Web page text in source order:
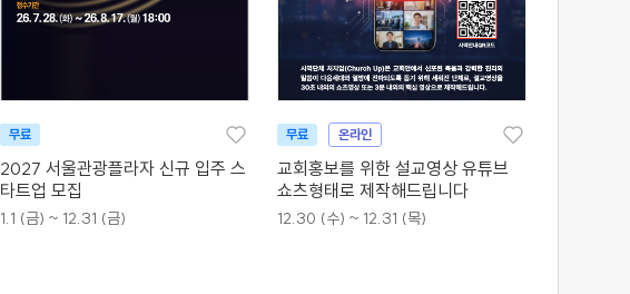
무료
2027 서울관광플라자 신규 입주 스
타트업 모집
1.1 (금) ~ 12.31 (금)
무료 온라인
교회홍보를 위한 설교영상 유튜브
쇼츠형태로 제작해드립니다
12.30 (수) ~ 12.31 (목)